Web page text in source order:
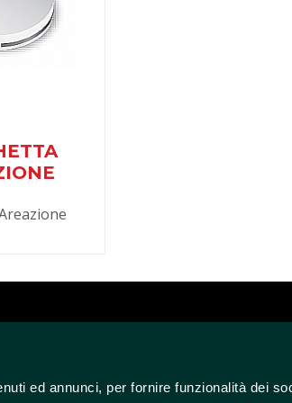
ed annunci, per fornire funzionalità dei